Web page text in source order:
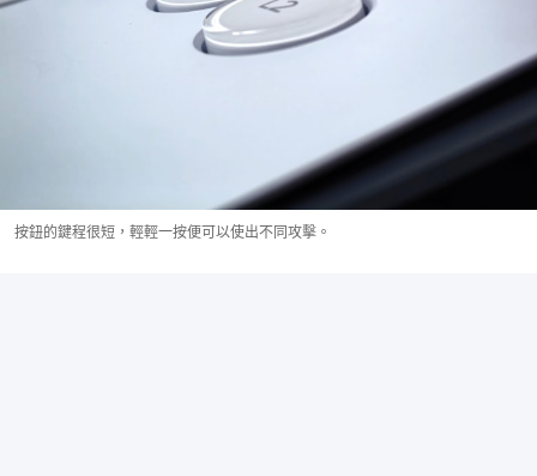
按鈕的鍵程很短，輕輕一按便可以使出不同攻擊。